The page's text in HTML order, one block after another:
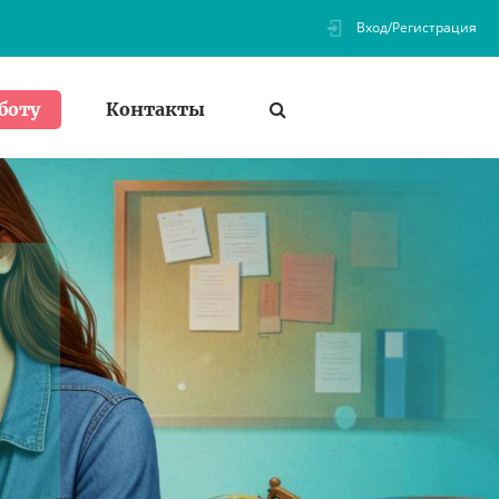
Вход/Регистрация
Контакты